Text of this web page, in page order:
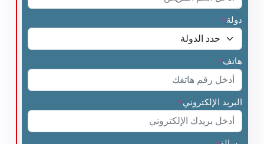
دولة*
هاتف*
البريد الإلكتروني*